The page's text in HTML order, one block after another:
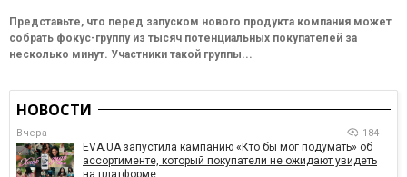
Представьте, что перед запуском нового продукта компания может
собрать фокус-группу из тысяч потенциальных покупателей за
несколько минут. Участники такой группы...
НОВОСТИ
Вчера 184
EVA.UA запустила кампанию «Кто бы мог подумать» об
ассортименте, который покупатели не ожидают увидеть
на платформе